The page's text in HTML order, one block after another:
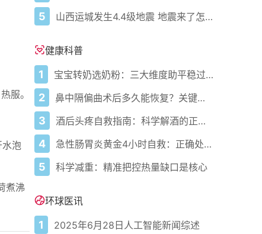
服。
水泡
煮沸
5 山西运城发生4.4级地震 地震来了怎么办？
健康科普
1 宝宝转奶选奶粉：三大维度助平稳过渡
2 鼻中隔偏曲术后多久能恢复？关键看这几点
3 酒后头疼自救指南：科学解酒的正确打开方式
4 急性肠胃炎黄金4小时自救：正确处置与误区避坑关键
5 科学减重：精准把控热量缺口是核心
环球医讯
1 2025年6月28日人工智能新闻综述